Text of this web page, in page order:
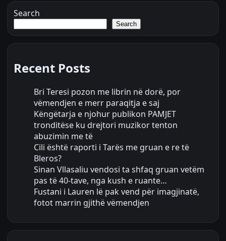
Search
Search
Recent Posts
Bri Teresi pozon me librin në dorë, por
vëmendjen e merr paraqitja e saj
Këngëtarja e njohur publikon PAMJET
tronditëse ku drejtori muzikor tenton
abuzimin me të
Cili është raporti i Tarës me gruan e re të
Bleros?
Sinan Vllasaliu vendosi ta shfaq gruan vetëm
pas të 40-tave, nga kush e ruante…
Fustani i Lauren lë pak vend për imagjinatë,
fotot marrin gjithë vëmendjen